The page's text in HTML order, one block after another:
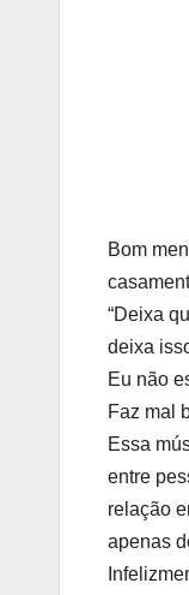
Bom
“Deixa
deixa
Eu não
Faz mal
Essa
entre
relação
apenas